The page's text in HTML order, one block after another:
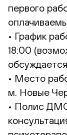
первого
• График
18:00
• Место
м. Новые
• Полис